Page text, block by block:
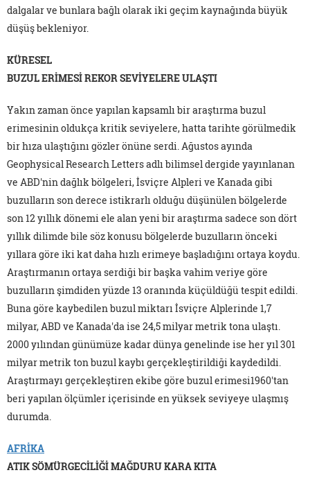
dalgalar ve bunlara bağlı olarak iki geçim kaynağında büyük
düşüş bekleniyor.
KÜRESEL
BUZUL ERİMESİ REKOR SEVİYELERE ULAŞTI
Yakın zaman önce yapılan kapsamlı bir araştırma buzul
erimesinin oldukça kritik seviyelere, hatta tarihte görülmedik
bir hıza ulaştığını gözler önüne serdi. Ağustos ayında
Geophysical Research Letters adlı bilimsel dergide yayınlanan
ve ABD'nin dağlık bölgeleri, İsviçre Alpleri ve Kanada gibi
buzulların son derece istikrarlı olduğu düşünülen bölgelerde
son 12 yıllık dönemi ele alan yeni bir araştırma sadece son dört
yıllık dilimde bile söz konusu bölgelerde buzulların önceki
yıllara göre iki kat daha hızlı erimeye başladığını ortaya koydu.
Araştırmanın ortaya serdiği bir başka vahim veriye göre
buzulların şimdiden yüzde 13 oranında küçüldüğü tespit edildi.
Buna göre kaybedilen buzul miktarı İsviçre Alplerinde 1,7
milyar, ABD ve Kanada'da ise 24,5 milyar metrik tona ulaştı.
2000 yılından günümüze kadar dünya genelinde ise her yıl 301
milyar metrik ton buzul kaybı gerçekleştirildiği kaydedildi.
Araştırmayı gerçekleştiren ekibe göre buzul erimesi1960'tan
beri yapılan ölçümler içerisinde en yüksek seviyeye ulaşmış
durumda.
AFRİKA
ATIK SÖMÜRGECİLİĞİ MAĞDURU KARA KITA